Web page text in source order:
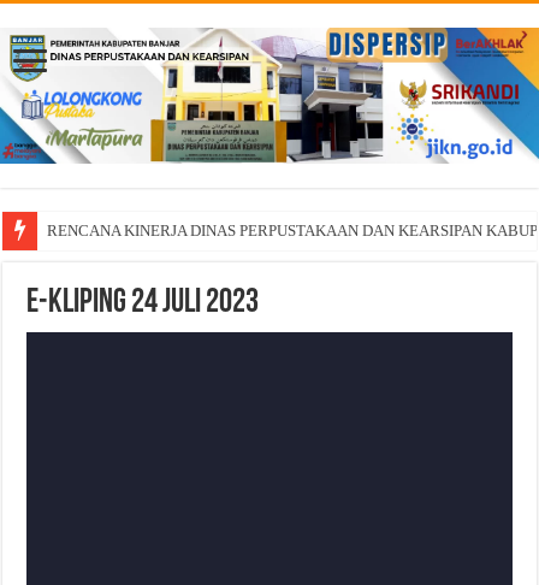
RENCANA KINERJA DINAS PERPUSTAKAAN DAN KEARSIPAN
E-Kliping 24 Juli 2023